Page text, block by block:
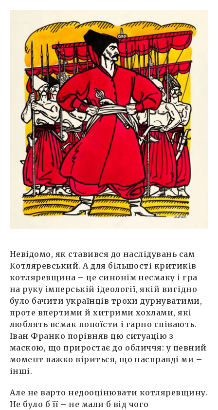
Невідомо, як ставився до наслідувань сам
Котляревський. А для більшості критиків
котляревщина – це синонім несмаку і гра
на руку імперській ідеології, якій вигідно
було бачити українців трохи дурнуватими,
проте впертими й хитрими хохлами, які
люблять всмак попоїсти і гарно співають.
Іван Франко порівняв цю ситуацію з
маскою, що приростає до обличчя: у певний
момент важко віриться, що насправді ми –
інші.
Але не варто недооцінювати котляревщину.
Не було б її – не мали б від чого